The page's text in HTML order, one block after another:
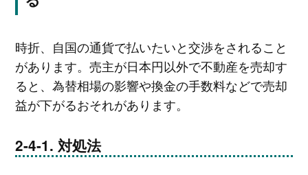
時折、自国の通貨で払いたいと交渉をされること
があります。売主が日本円以外で不動産を売却す
ると、為替相場の影響や換金の手数料などで売却
益が下がるおそれがあります。
対処法